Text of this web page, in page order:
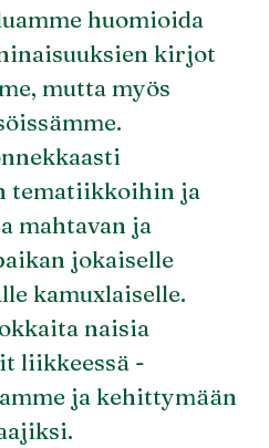
huomioida
kirjot
mutta myös
tematiikkoihin ja
mahtavan ja
jokaiselle
kamuxlaiselle.
naisia
liikkeessä -
ja kehittymään